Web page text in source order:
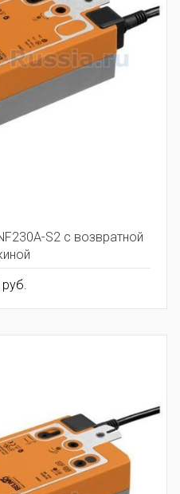
S2 с возвратной
руб.